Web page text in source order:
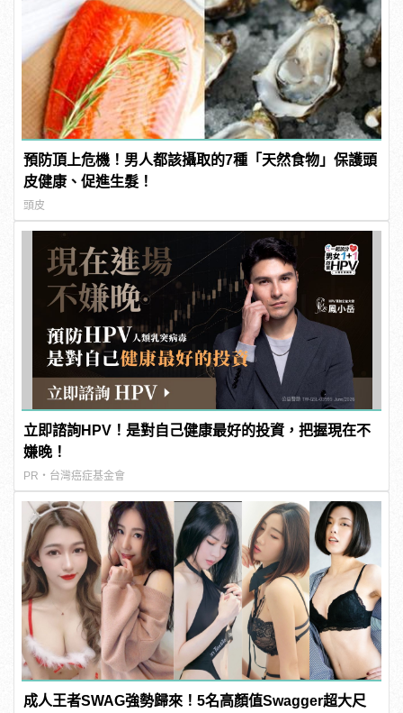
預防頂上危機！男人都該攝取的7種「天然食物」保護頭
皮健康、促進生髮！
頭皮
立即諮詢HPV！是對自己健康最好的投資，把握現在不
嫌晚！
PR・台灣癌症基金會
成人王者SWAG強勢歸來！5名高顏值Swagger超大尺